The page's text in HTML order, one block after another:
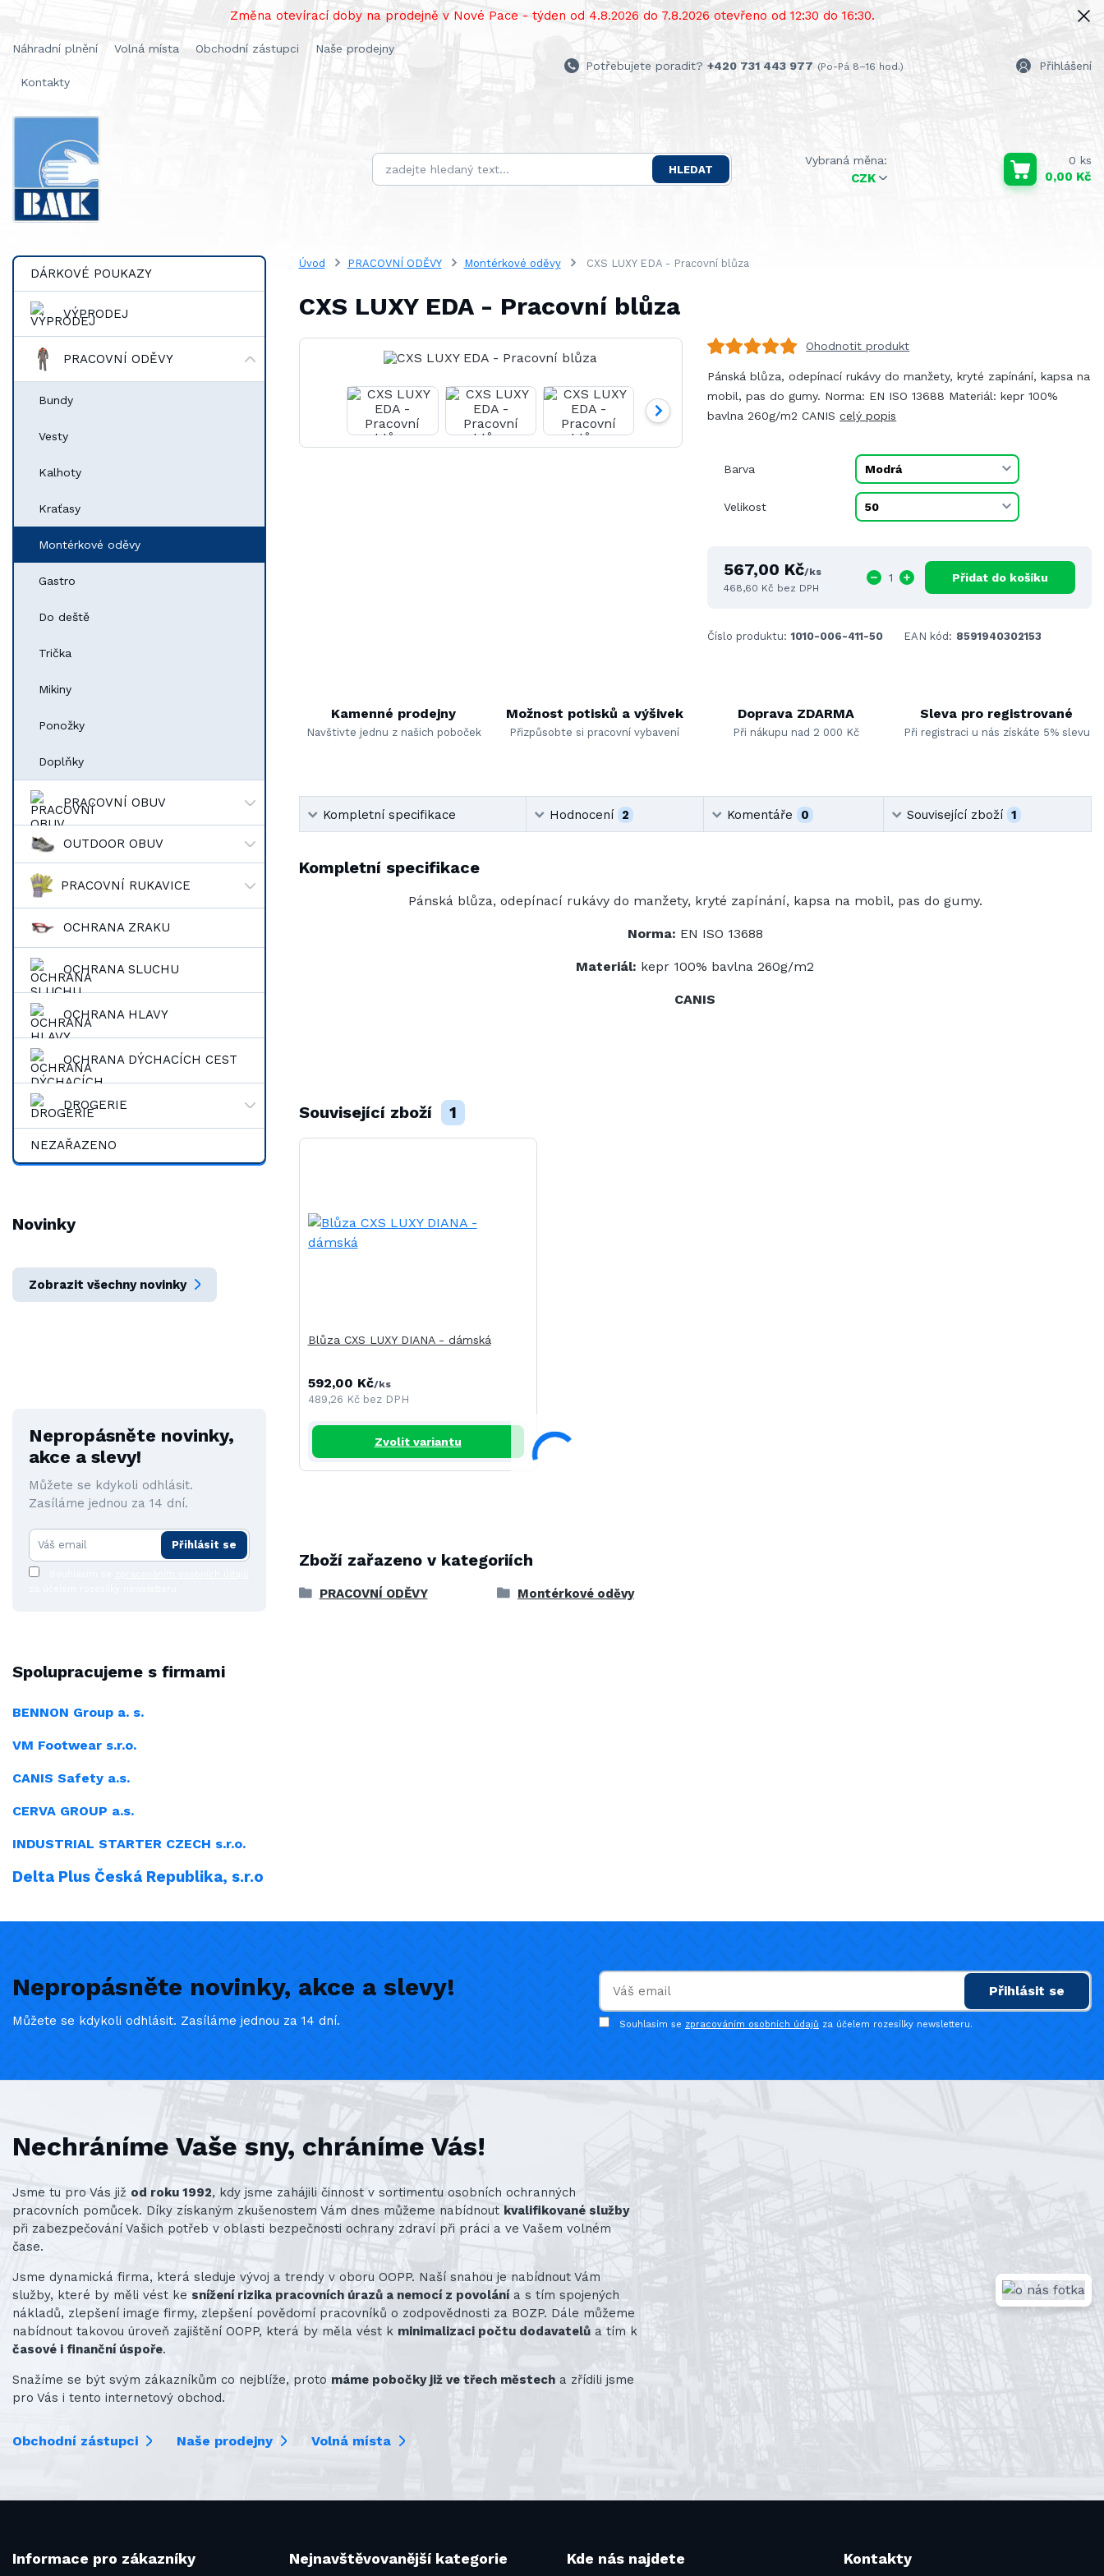
Změna otevírací doby na prodejně v Nové Pace - týden od 4.8.2026 do 7.8.2026 otevřeno od 12:30 do 16:30.
Náhradní plnění Volná místa Obchodní zástupci Naše prodejny
Kontakty
CZK
Přihlášení
HLEDAT
Potřebujete poradit? +420 731 443 977 (Po-Pá 8–16 hod.)
0 ks
0,00 Kč
DÁRKOVÉ POUKAZY
VÝPRODEJ
PRACOVNÍ ODĚVY
Bundy
Vesty
Kalhoty
Kraťasy
Montérkové oděvy
Gastro
Do deště
Trička
Mikiny
Ponožky
Doplňky
PRACOVNÍ OBUV
OUTDOOR OBUV
PRACOVNÍ RUKAVICE
OCHRANA ZRAKU
OCHRANA SLUCHU
OCHRANA HLAVY
OCHRANA DÝCHACÍCH CEST
DROGERIE
NEZAŘAZENO
Novinky
Zobrazit všechny novinky
Nepropásněte novinky,
akce a slevy!
Můžete se kdykoli odhlásit.
Zasíláme jednou za 14 dní.
Přihlásit se
Spolupracujeme s firmami
BENNON Group a. s.
VM Footwear s.r.o.
CANIS Safety a.s.
CERVA GROUP a.s.
INDUSTRIAL STARTER CZECH s.r.o.
Delta Plus Česká Republika, s.r.o
Úvod PRACOVNÍ ODĚVY Montérkové oděvy CXS LUXY EDA - Pracovní blůza
CXS LUXY EDA - Pracovní blůza
Ohodnotit produkt
Pánská blůza, odepínací rukávy do manžety, kryté zapínání, kapsa na
mobil, pas do gumy. Norma: EN ISO 13688 Materiál: kepr 100%
bavlna 260g/m2 CANIScelý popis
Barva
Velikost
567,00 Kč/ks
468,60 Kč bez DPH
Přidat do košíku
Číslo produktu: 1010-006-411-50 EAN kód: 8591940302153
Kamenné prodejny
Navštivte jednu z našich poboček
Možnost potisků a výšivek
Přizpůsobte si pracovní vybavení
Doprava ZDARMA
Při nákupu nad 2 000 Kč
Sleva pro registrované
Při registraci u nás získáte 5% slevu
Kompletní specifikace Hodnocení 2 Komentáře 0 Související zboží 1
Kompletní specifikace
Pánská blůza, odepínací rukávy do manžety, kryté zapínání, kapsa na mobil, pas do gumy.
Norma: EN ISO 13688
Materiál: kepr 100% bavlna 260g/m2
CANIS
Související zboží 1
Blůza CXS LUXY DIANA - dámská
592,00 Kč/ks
489,26 Kč bez DPH
Zvolit variantu
Zboží zařazeno v kategoriích
PRACOVNÍ ODĚVY Montérkové oděvy
Nepropásněte novinky, akce a slevy!
Můžete se kdykoli odhlásit. Zasíláme jednou za 14 dní.
Přihlásit se
Souhlasím se zpracováním osobních údajů za účelem rozesílky newsletteru.
Nechráníme Vaše sny, chráníme Vás!
Jsme tu pro Vás již od roku 1992, kdy jsme zahájili činnost v sortimentu osobních ochranných
pracovních pomůcek. Díky získaným zkušenostem Vám dnes můžeme nabídnout kvalifikované služby
při zabezpečování Vašich potřeb v oblasti bezpečnosti ochrany zdraví při práci a ve Vašem volném
čase.
Jsme dynamická firma, která sleduje vývoj a trendy v oboru OOPP. Naší snahou je nabídnout Vám
služby, které by měli vést ke snížení rizika pracovních úrazů a nemocí z povolánía s tím spojených
nákladů, zlepšení image firmy, zlepšení povědomí pracovníků o zodpovědnosti za BOZP. Dále můžeme
nabídnout takovou úroveň zajištění OOPP, která by měla vést k minimalizaci počtu dodavatelů a tím k
časové i finanční úspoře.
Snažíme se být svým zákazníkům co nejblíže, protomáme pobočky již ve třech městech a zřídili jsme
pro Vás i tento internetový obchod.
Obchodní zástupci Naše prodejny Volná místa
Informace pro zákazníky Nejnavštěvovanější kategorie Kde nás najdete Kontakty